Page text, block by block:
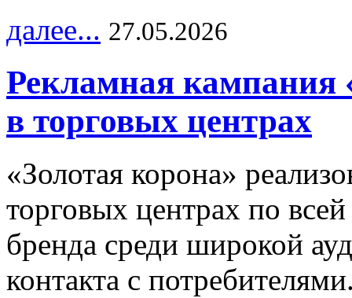
далее... 27.05.2026
Рекламная кампания
в торговых центрах
«Золотая корона»
торговых центрах по
бренда среди широкой
контакта с